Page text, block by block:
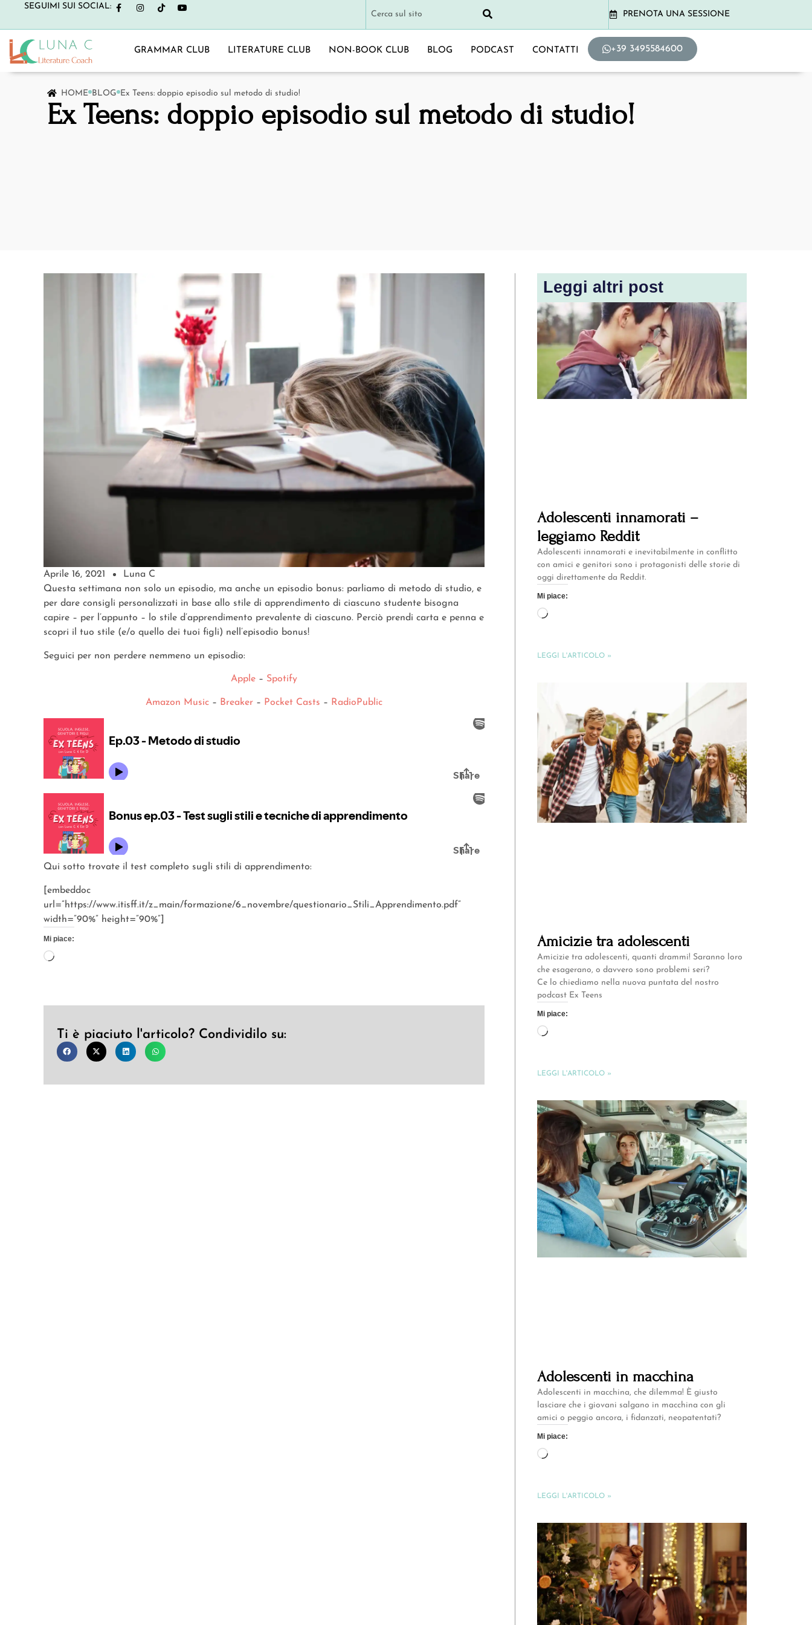
SEGUIMI SUI SOCIAL:
PRENOTA UNA SESSIONE
GRAMMAR CLUB LITERATURE CLUB NON-BOOK CLUB BLOG PODCAST CONTATTI +39 3495584600
HOME BLOG Ex Teens: doppio episodio sul metodo di studio!
Ex Teens: doppio episodio sul metodo di studio!
Aprile 16, 2021
Luna C
Questa settimana non solo un episodio, ma anche un episodio bonus: parliamo di metodo di studio, e
per dare consigli personalizzati in base allo stile di apprendimento di ciascuno studente bisogna
capire – per l’appunto – lo stile d’apprendimento prevalente di ciascuno. Perciò prendi carta e penna e
scopri il tuo stile (e/o quello dei tuoi figli) nell’episodio bonus!
Seguici per non perdere nemmeno un episodio:
Apple – Spotify
Amazon Music – Breaker – Pocket Casts – RadioPublic
Qui sotto trovate il test completo sugli stili di apprendimento:
[embeddoc
url=”https://www.itisff.it/z_main/formazione/6_novembre/questionario_Stili_Apprendimento.pdf”
width=”90%” height=”90%”]
Mi piace:
Ti è piaciuto l'articolo? Condividilo su:
Leggi altri post
Adolescenti innamorati –
leggiamo Reddit
Adolescenti innamorati e inevitabilmente in conflitto
con amici e genitori sono i protagonisti delle storie di
oggi direttamente da Reddit.
Mi piace:
LEGGI L'ARTICOLO »
Amicizie tra adolescenti
Amicizie tra adolescenti, quanti drammi! Saranno loro
che esagerano, o davvero sono problemi seri?
Ce lo chiediamo nella nuova puntata del nostro
podcast Ex Teens
Mi piace:
LEGGI L'ARTICOLO »
Adolescenti in macchina
Adolescenti in macchina, che dilemma! È giusto
lasciare che i giovani salgano in macchina con gli
amici o peggio ancora, i fidanzati, neopatentati?
Mi piace:
LEGGI L'ARTICOLO »